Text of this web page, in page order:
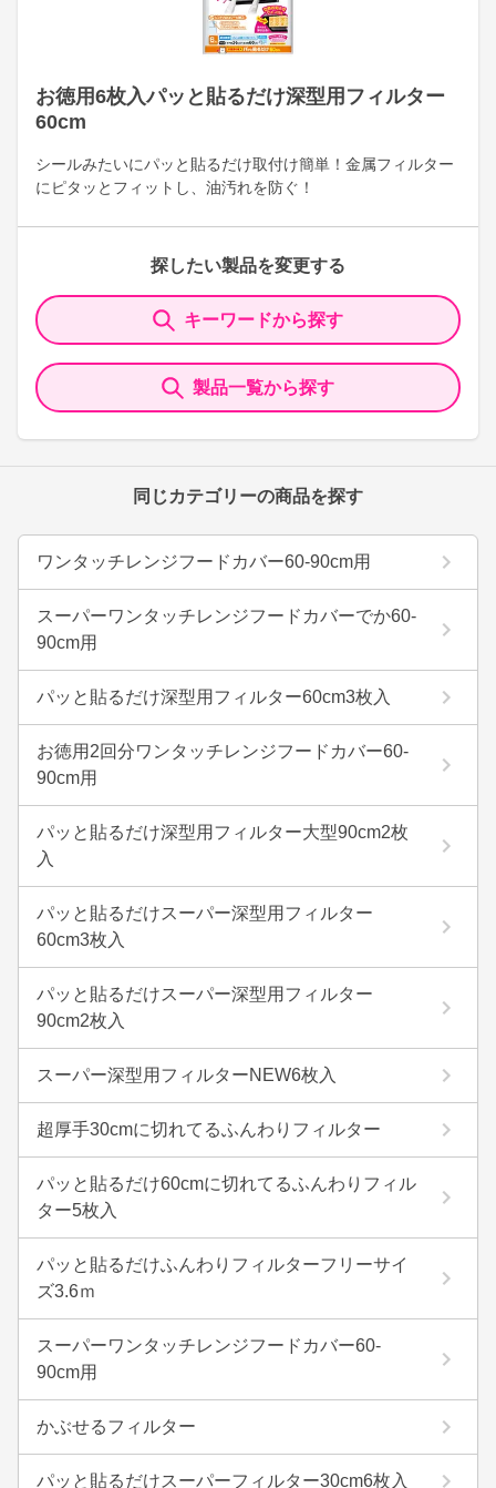
お徳用6枚入パッと貼るだけ深型用フィルター
60cm
シールみたいにパッと貼るだけ取付け簡単！金属フィルター
にピタッとフィットし、油汚れを防ぐ！
探したい製品を変更する
キーワードから探す
製品一覧から探す
同じカテゴリーの商品を探す
ワンタッチレンジフードカバー60-90cm用
スーパーワンタッチレンジフードカバーでか60-
90cm用
パッと貼るだけ深型用フィルター60cm3枚入
お徳用2回分ワンタッチレンジフードカバー60-
90cm用
パッと貼るだけ深型用フィルター大型90cm2枚
入
パッと貼るだけスーパー深型用フィルター
60cm3枚入
パッと貼るだけスーパー深型用フィルター
90cm2枚入
スーパー深型用フィルターNEW6枚入
超厚手30cmに切れてるふんわりフィルター
パッと貼るだけ60cmに切れてるふんわりフィル
ター5枚入
パッと貼るだけふんわりフィルターフリーサイ
ズ3.6ｍ
スーパーワンタッチレンジフードカバー60-
90cm用
かぶせるフィルター
パッと貼るだけスーパーフィルター30cm6枚入